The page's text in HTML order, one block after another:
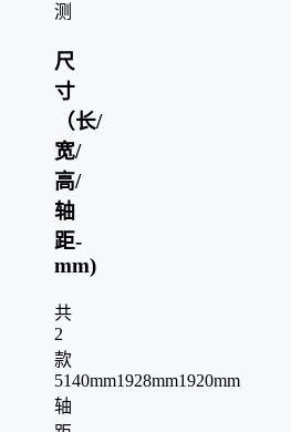
测
尺
寸
（长/
宽/
高/
轴
距-
mm)
共
2
款
5140mm1928mm1920mm
轴